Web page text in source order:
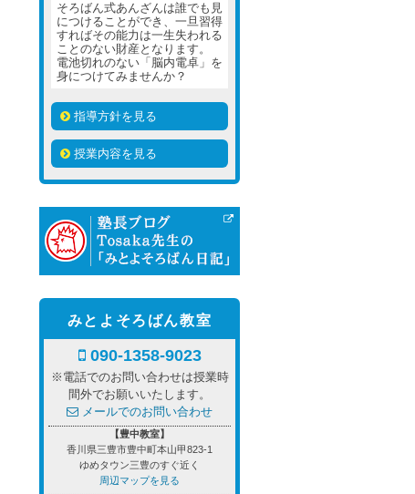
そろばん式あんざんは誰でも見
につけることができ、一旦習得
すればその能力は一生失われる
ことのない財産となります。
電池切れのない「脳内電卓」を
身につけてみませんか？
指導方針を見る
授業内容を見る
みとよそろばん教室
090-1358-9023
※電話でのお問い合わせは授業時
間外でお願いいたします。
メールでのお問い合わせ
【豊中教室】
香川県三豊市豊中町本山甲823-1
ゆめタウン三豊のすぐ近く
周辺マップを見る